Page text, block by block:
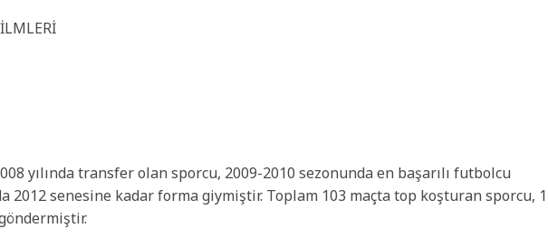
yılında transfer olan sporcu, 2009-2010 sezonunda en başarılı futbolcu
2012 senesine kadar forma giymiştir. Toplam 103 maçta top koşturan sporcu,